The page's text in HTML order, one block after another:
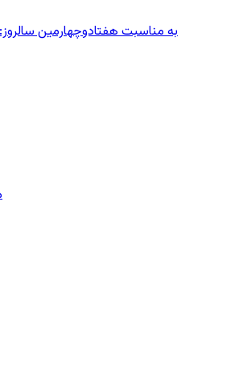
به مناسبت هفتادوچهارمین سالروز: نمایندگان